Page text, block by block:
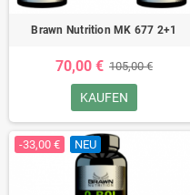
Brawn Nutrition MK 677 2+1
70,00 € 105,00 €
KAUFEN
-33,00 € NEU